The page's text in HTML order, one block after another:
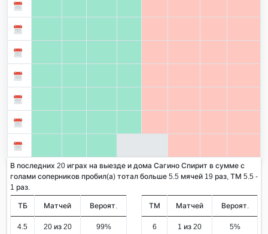
В последних 20 играх на выезде и дома Сагино Спирит в сумме с
голами соперников пробил(а) тотал больше 5.5 мячей 19 раз, ТМ 5.5 -
1 раз.
ТБ Матчей Вероят.
4.5 20 из 20 99%
ТМ Матчей Вероят.
6 1 из 20 5%